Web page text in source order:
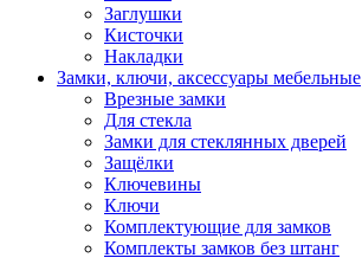
Заглушки
Кисточки
Накладки
Замки, ключи, аксессуары мебельные
Врезные замки
Для стекла
Замки для стеклянных дверей
Защёлки
Ключевины
Ключи
Комплектующие для замков
Комплекты замков без штанг